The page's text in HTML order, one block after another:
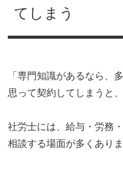
てしまう
「専門知識があるなら、
思って契約してしまうと
社労士には、給与・労務
相談する場面が多くありま